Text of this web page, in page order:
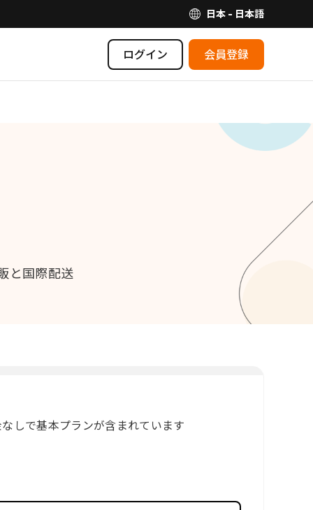
日本 - 日本語
ログイン 会員登録
と国際配送
しで基本プランが含まれています